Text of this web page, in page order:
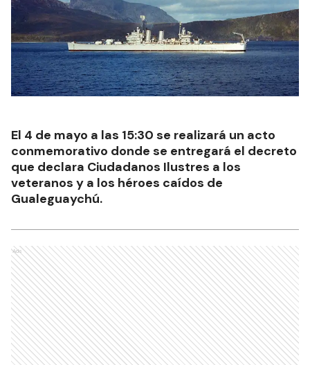
El 4 de mayo a las 15:30 se realizará un acto
conmemorativo donde se entregará el decreto
que declara Ciudadanos Ilustres a los
veteranos y a los héroes caídos de
Gualeguaychú.
Ads